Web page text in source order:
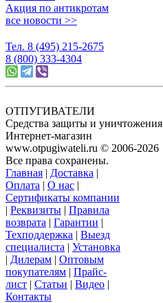
Акция по антикротам
все новости >>
Тел. 8 (495) 215-2675
8 (800) 333-4304
ОТПУГИВАТЕЛИ
Средства защиты и уничтожения
Интернет-магазин
www.otpugiwateli.ru © 2006-2026
Все права сохранены.
Главная | Доставка |
Оплата | О нас |
Сертификаты компании
| Реквизиты | Правила
возврата | Гарантии |
Техподдержка | Выезд
специалиста | Установка
| Дилерам | Оптовым
покупателям | Прайс-
лист | Статьи | Видео |
Контакты